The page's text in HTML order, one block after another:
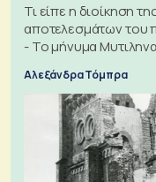
Τι είπε η διοίκηση
αποτελεσμάτων του
- Το μήνυμα
Αλεξάνδρα Τόμπρα